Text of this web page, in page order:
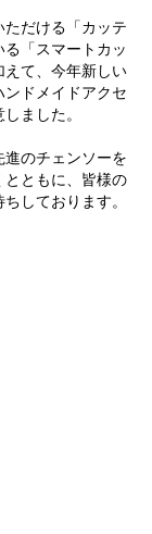
だける「カッテ
「スマートカッ
て、今年新しい
ドメイドアクセ
ました。
のチェンソーを
ともに、皆様の
しております。